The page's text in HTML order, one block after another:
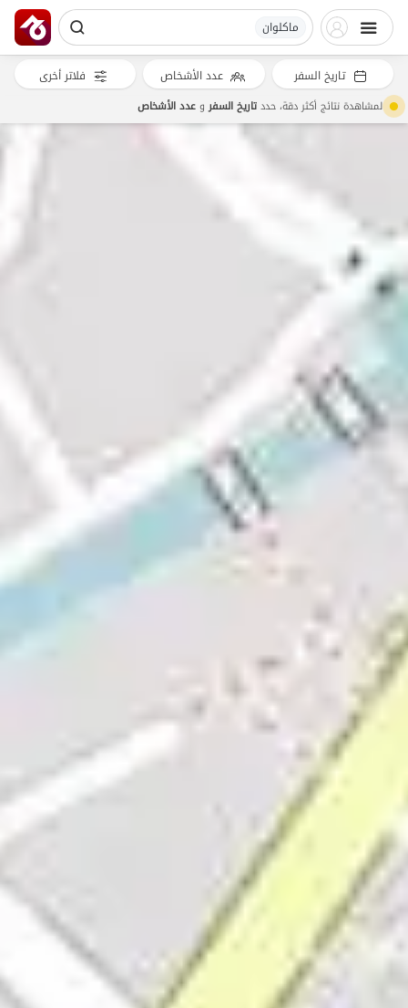
ماکلوان
تاريخ السفر عدد الأشخاص فلاتر أخرى
لمشاهدة نتائج أكثر دقة، حددتاريخ السفروعدد الأشخاص